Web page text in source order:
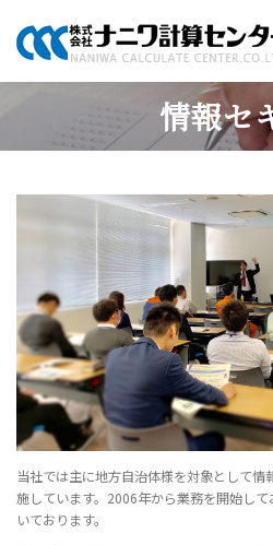
ソリューション
採用情報 お知らせ お問
情報セ
当社では主に地方自治体様を対象として情
施しています。2006年から業務を開始し
いております。